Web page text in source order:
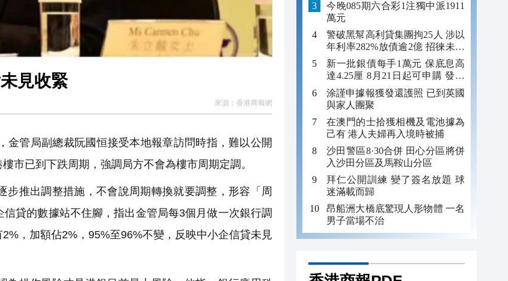
見收緊
來源： 香港商報網
管局副總裁阮國恒接受本地報章訪問時指，難以公開
市已到下跌周期，強調局方不會為樓市周期定調。
推出調整措施，不會說周期轉換就要調整，形容「周
貸的數據站不住腳，指出金管局每3個月做一次銀行調
，加額佔2%，95%至96%不變，反映中小企信貸未見
今晚085期六合彩1注獨中派1911
萬元
警破黑幫高利貸集團拘25人 涉以
年利率282%放債逾2億 招徠未成
年追數
新一批銀債每手1萬元 保底息高
達4.25厘 8月21日起可申購 發行
金額最多550億
涂謹申據報獲發還護照 已到英國
與家人團聚
在澳門的士拾獲相機及電池據為
己有 港人夫婦再入境時被捕
沙田警區8·30合併 田心分區將併
入沙田分區及馬鞍山分區
拜仁公開訓練 變了簽名放題 球
迷滿載而歸
昂船洲大橋底驚現人形物體 一名
男子當場不治